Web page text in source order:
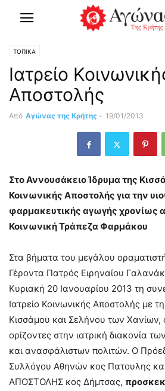
ΤΟΠΙΚΑ
Ιατρείο
Αποστολής
Από Αγώνας της Κρήτης - 19/01/2013
Στο Αννουσάκειο Ίδρυμα της
Κοινωνικής Αποστολής για την
φαρμακευτικής αγωγής χρονίως
Κοινωνική Τράπεζα Φαρμάκου
Στα βήματα του μεγάλου
Γέροντα Πατρός Ειρηναίου
Κυριακή 20 Ιανουαρίου 2013 τη
Ιατρείο Κοινωνικής Αποστολής με
Κισσάμου και Σελήνου των Χανίων,
ορίζοντες στην ιατρική διακονία
και ανασφάλιστων πολιτών. Ο
Συλλόγου Αθηνών κος Πατουλης
ΑΠΟΣΤΟΛΗΣ κος Δήμτσας,